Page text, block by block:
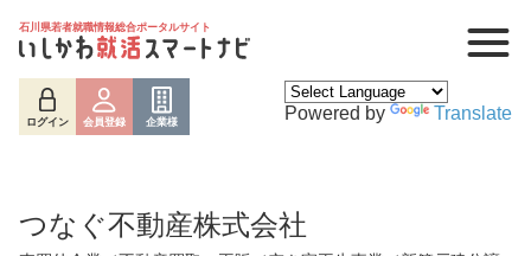
石川県若者就職情報総合ポータルサイト
ログイン 会員登録 企業様 Powered by Translate
つなぐ不動産株式会社